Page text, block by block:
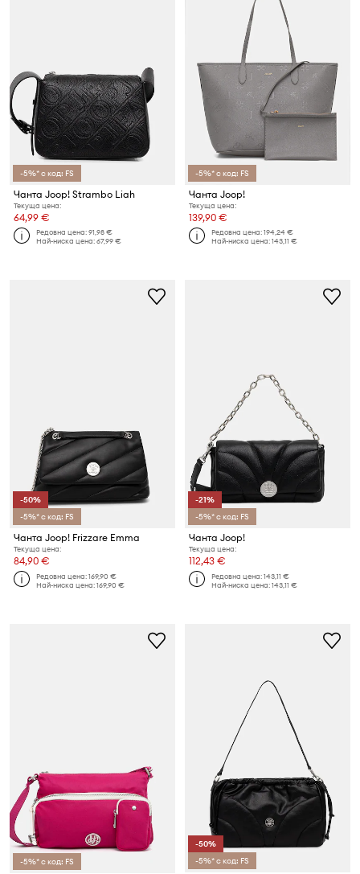
-5%* с код: FS
Чанта Joop! Strambo Liah
Текуща цена:
64,99 €
Редовна цена:91,98 €
Най-ниска цена:67,99 €
-5%* с код: FS
Чанта Joop!
Текуща цена:
139,90 €
Редовна цена:194,24 €
Най-ниска цена:143,11 €
-50%
-5%* с код: FS
Чанта Joop! Frizzare Emma
Текуща цена:
84,90 €
Редовна цена:169,90 €
Най-ниска цена:169,90 €
-21%
-5%* с код: FS
Чанта Joop!
Текуща цена:
112,43 €
Редовна цена:143,11 €
Най-ниска цена:143,11 €
-5%* с код: FS
-50%
-5%* с код: FS